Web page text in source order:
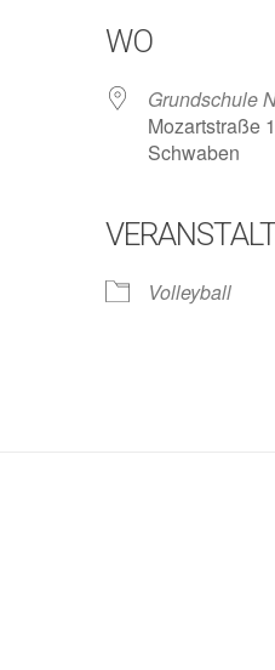
Google Kalender
WO
Grundschule
Mozartstraße
Schwaben
Volleyball